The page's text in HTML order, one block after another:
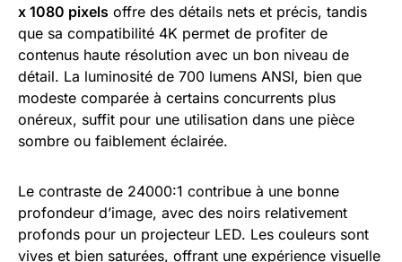
x 1080 pixels offre des détails nets et précis, tandis
que sa compatibilité 4K permet de profiter de
contenus haute résolution avec un bon niveau de
détail. La luminosité de 700 lumens ANSI, bien que
modeste comparée à certains concurrents plus
onéreux, suffit pour une utilisation dans une pièce
sombre ou faiblement éclairée.
Le contraste de 24000:1 contribue à une bonne
profondeur d’image, avec des noirs relativement
profonds pour un projecteur LED. Les couleurs sont
vives et bien saturées, offrant une expérience visuelle